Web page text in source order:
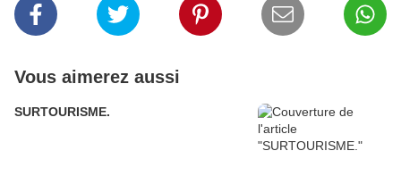
Vous aimerez aussi
SURTOURISME.